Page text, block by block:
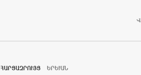
ՀԱՐՑԱԶՐՈՒՅՑ ԵՐԵՒԱՆ